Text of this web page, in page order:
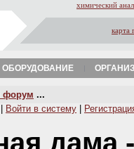
химический
карта
ОБОРУДОВАНИЕ
форум ...
Войти в систему